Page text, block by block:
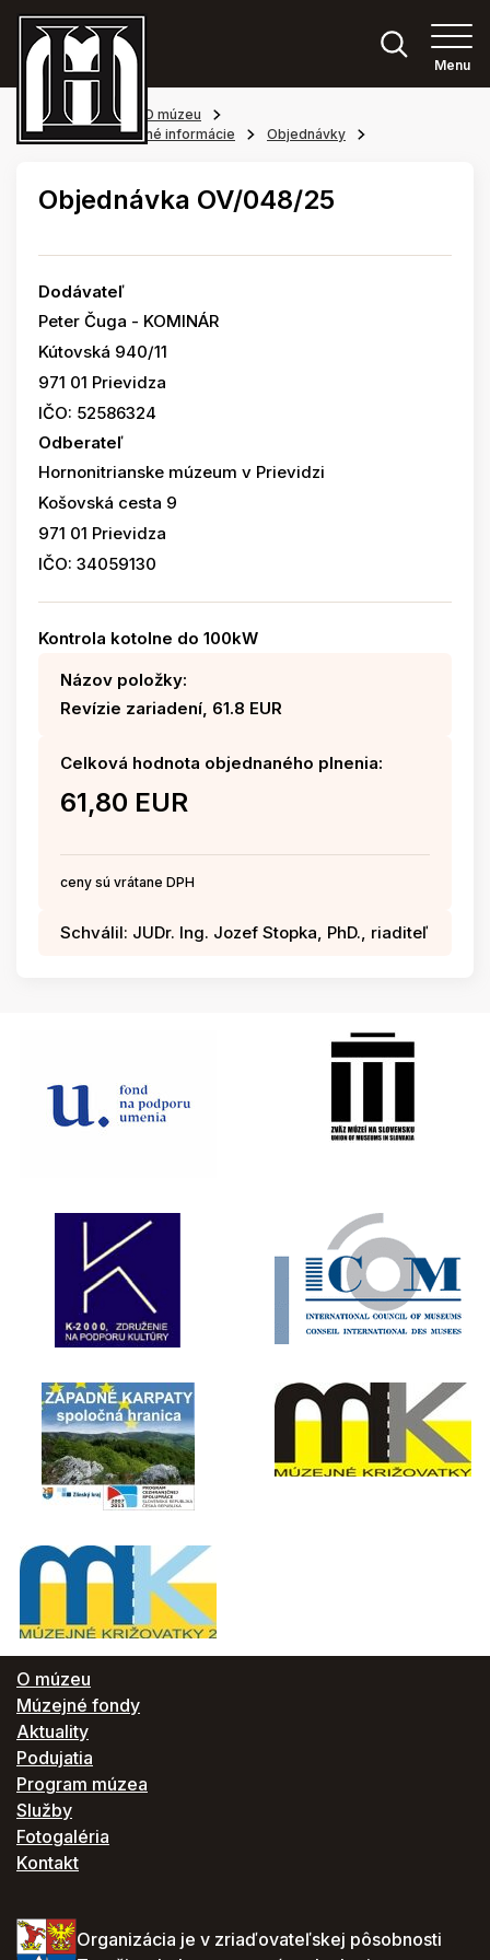
Menu
Hlavná stránka
O múzeu
Povinne zverejňované informácie
Objednávky
Objednávka OV/048/25
Dodávateľ
Peter Čuga - KOMINÁR
Kútovská 940/11
971 01 Prievidza
IČO: 52586324
Odberateľ
Hornonitrianske múzeum v Prievidzi
Košovská cesta 9
971 01 Prievidza
IČO: 34059130
Kontrola kotolne do 100kW
Názov položky:
Revízie zariadení, 61.8 EUR
Celková hodnota objednaného plnenia:
61,80 EUR
ceny sú vrátane DPH
Schválil: JUDr. Ing. Jozef Stopka, PhD., riaditeľ
O múzeu
Múzejné fondy
Aktuality
Podujatia
Program múzea
Služby
Fotogaléria
Kontakt
Organizácia je v zriaďovateľskej pôsobnosti